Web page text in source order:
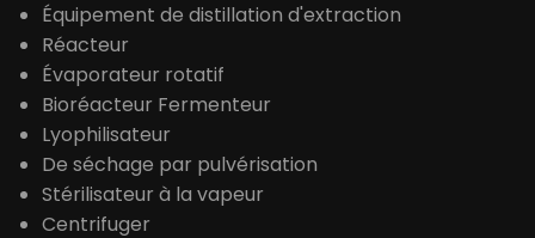
Équipement de distillation d'extraction
Réacteur
Évaporateur rotatif
Bioréacteur Fermenteur
Lyophilisateur
De séchage par pulvérisation
Stérilisateur à la vapeur
Centrifuger